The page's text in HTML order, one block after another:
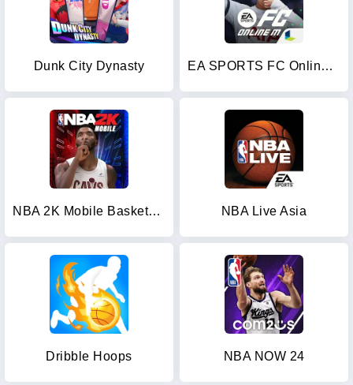
Dunk City Dynasty EA SPORTS FC Online M
NBA 2K Mobile Basketball Game NBA Live Asia
Dribble Hoops NBA NOW 24